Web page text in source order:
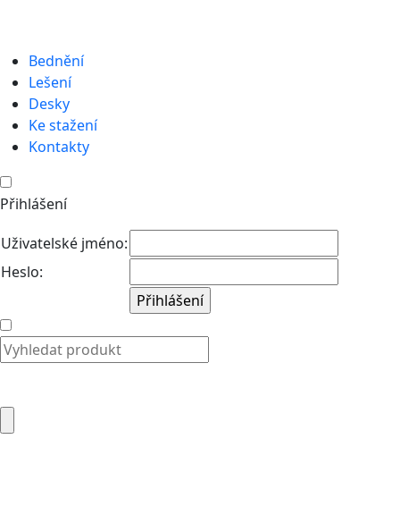
Bednění
Lešení
Desky
Ke stažení
Kontakty
Přihlášení
Uživatelské jméno:
Heslo: